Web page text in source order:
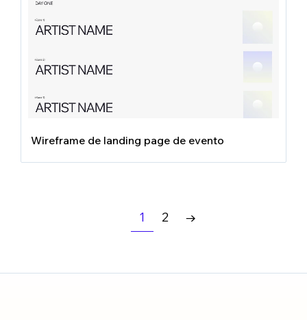
Wireframe de landing page de evento
1 2 →